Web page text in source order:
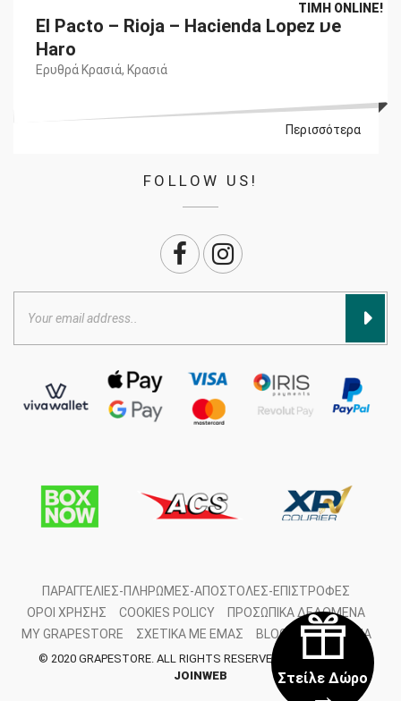
Στείλε Δώρο
price
was:
€29,50.
τρέχουσα
είναι:
ΤΙΜΉ ONLINE!
El Pacto – Rioja – Hacienda Lopez De
Haro
Ερυθρά Κρασιά, Κρασιά
Περισσότερα
FOLLOW US!
ΠΑΡΑΓΓΕΛΊΕΣ-ΠΛΗΡΩΜΈΣ-ΑΠΟΣΤΟΛΈΣ-ΕΠΙΣΤΡΟΦΈΣ
ΌΡΟΙ ΧΡΉΣΗΣ
COOKIES POLICY
ΠΡΟΣΩΠΙΚΆ ΔΕΔΟΜΈΝΑ
MY GRAPESTORE
ΣΧΕΤΙΚΆ ΜΕ ΕΜΆΣ BLOG ΕΠΙΚΟΙΝΩΝΊΑ
© 2020 GRAPESTORE. ALL RIGHTS RESERVED. DEVELOPED BY
JOINWEB